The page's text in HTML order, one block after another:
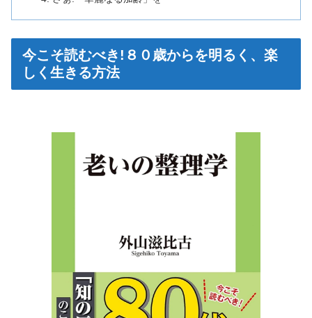
今こそ読むべき!８０歳からを明るく、楽
しく生きる方法